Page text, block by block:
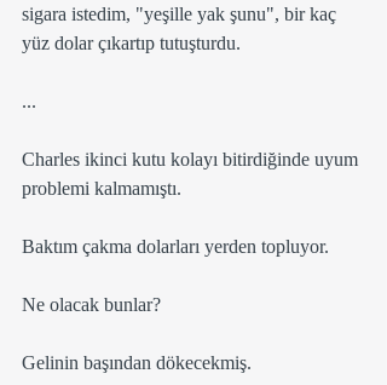
sigara istedim, "yeşille yak şunu", bir kaç
yüz dolar çıkartıp tutuşturdu.
...
Charles ikinci kutu kolayı bitirdiğinde uyum
problemi kalmamıştı.
Baktım çakma dolarları yerden topluyor.
Ne olacak bunlar?
Gelinin başından dökecekmiş.